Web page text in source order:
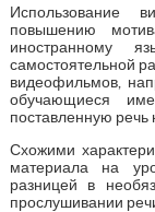
Использование
повышению
иностранному
самостоятельной
видеофильмов,
обучающиеся
поставленную речь
Схожими
материала на
разницей в
прослушивании